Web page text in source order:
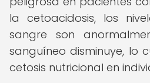
la cetoacidosis, los
sangre son
sanguíneo disminuye, lo
cetosis nutricional en